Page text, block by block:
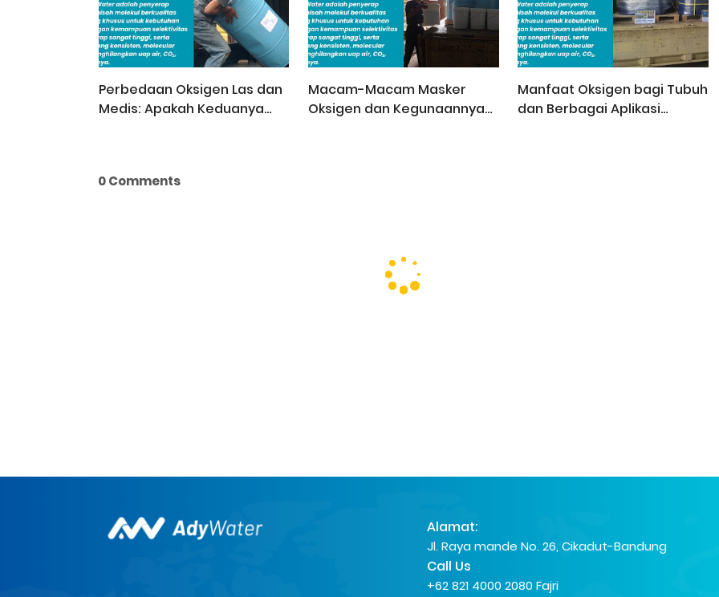
Perbedaan Oksigen Las dan
Medis: Apakah Keduanya
Macam-Macam Masker
Oksigen dan Kegunaannya
Manfaat Oksigen bagi Tubuh
dan Berbagai Aplikasi
0 Comments
Alamat:
Jl. Raya mande No. 26, Cikadut-Bandung
Call Us
+62 821 4000 2080 Fajri